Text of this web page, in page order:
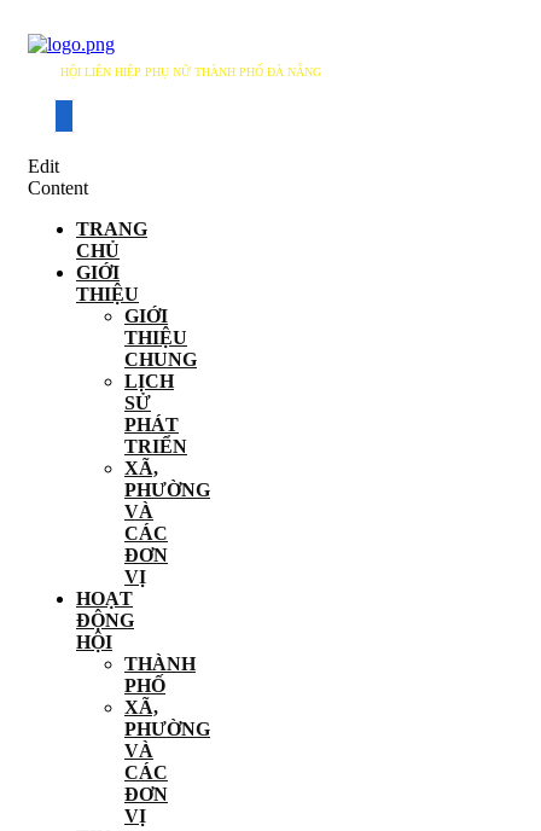
HỘI LIÊN HIỆP PHỤ NỮ THÀNH PHỐ ĐÀ NẴNG
Edit
Content
TRANG
CHỦ
GIỚI
THIỆU
GIỚI
THIỆU
CHUNG
LỊCH
SỬ
PHÁT
TRIỂN
XÃ,
PHƯỜNG
VÀ
CÁC
ĐƠN
VỊ
HOẠT
ĐỘNG
HỘI
THÀNH
PHỐ
XÃ,
PHƯỜNG
VÀ
CÁC
ĐƠN
VỊ